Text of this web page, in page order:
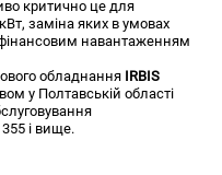
критично це для
заміна яких в умовах
навантаженням
обладнання IRBIS
у Полтавській області
355 і вище.